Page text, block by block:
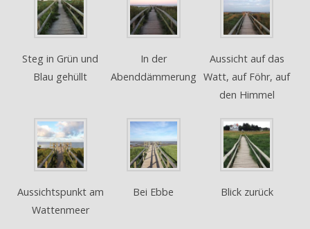
Steg in Grün und
Blau gehüllt
In der
Abenddämmerung
Aussicht auf das
Watt, auf Föhr, auf
den Himmel
Aussichtspunkt am
Wattenmeer
Bei Ebbe Blick zurück